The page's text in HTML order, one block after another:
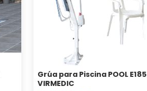
Grúa para Piscina POOL E185
VIRMEDIC